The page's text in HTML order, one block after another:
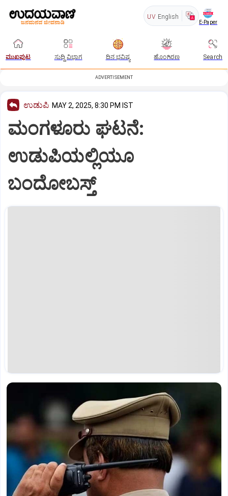
UV English
E-Paper
ಮುಖಪುಟ ಸುದ್ದಿ ವಿಭಾಗ ದಿನ ಭವಿಷ್ಯ ಹೊಂಗಿರಣ Search
ADVERTISEMENT
ಉಡುಪಿ MAY 2, 2025, 8:30 PM IST
ಮಂಗಳೂರು ಘಟನೆ:
ಉಡುಪಿಯಲ್ಲಿಯೂ
ಬಂದೋಬಸ್ತ್